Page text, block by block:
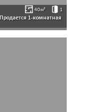
40м² 1
Продается 1-комнатная